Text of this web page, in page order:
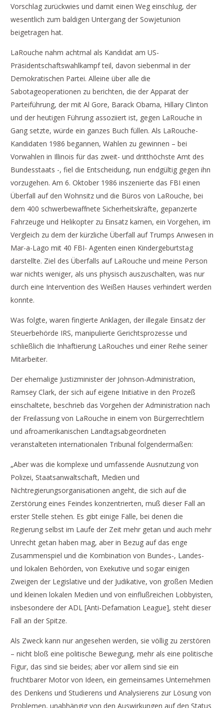
Vorschlag zurückwies und damit einen Weg einschlug, der
wesentlich zum baldigen Untergang der Sowjetunion
beigetragen hat.
LaRouche nahm achtmal als Kandidat am US-
Präsidentschaftswahlkampf teil, davon siebenmal in der
Demokratischen Partei. Alleine über alle die
Sabotageoperationen zu berichten, die der Apparat der
Parteiführung, der mit Al Gore, Barack Obama, Hillary Clinton
und der heutigen Führung assoziiert ist, gegen LaRouche in
Gang setzte, würde ein ganzes Buch füllen. Als LaRouche-
Kandidaten 1986 begannen, Wahlen zu gewinnen – bei
Vorwahlen in Illinois für das zweit- und dritthöchste Amt des
Bundesstaats -, fiel die Entscheidung, nun endgültig gegen ihn
vorzugehen. Am 6. Oktober 1986 inszenierte das FBI einen
Überfall auf den Wohnsitz und die Büros von LaRouche, bei
dem 400 schwerbewaffnete Sicherheitskräfte, gepanzerte
Fahrzeuge und Helikopter zu Einsatz kamen, ein Vorgehen, im
Vergleich zu dem der kürzliche Überfall auf Trumps Anwesen in
Mar-a-Lago mit 40 FBI- Agenten einen Kindergeburtstag
darstellte. Ziel des Überfalls auf LaRouche und meine Person
war nichts weniger, als uns physisch auszuschalten, was nur
durch eine Intervention des Weißen Hauses verhindert werden
konnte.
Was folgte, waren fingierte Anklagen, der illegale Einsatz der
Steuerbehörde IRS, manipulierte Gerichtsprozesse und
schließlich die Inhaftierung LaRouches und einer Reihe seiner
Mitarbeiter.
Der ehemalige Justizminister der Johnson-Administration,
Ramsey Clark, der sich auf eigene Initiative in den Prozeß
einschaltete, beschrieb das Vorgehen der Administration nach
der Freilassung von LaRouche in einem von Bürgerrechtlern
und afroamerikanischen Landtagsabgeordneten
veranstalteten internationalen Tribunal folgendermaßen:
„Aber was die komplexe und umfassende Ausnutzung von
Polizei, Staatsanwaltschaft, Medien und
Nichtregierungsorganisationen angeht, die sich auf die
Zerstörung eines Feindes konzentrierten, muß dieser Fall an
erster Stelle stehen. Es gibt einige Fälle, bei denen die
Regierung selbst im Laufe der Zeit mehr getan und auch mehr
Unrecht getan haben mag, aber in Bezug auf das enge
Zusammenspiel und die Kombination von Bundes-, Landes-
und lokalen Behörden, von Exekutive und sogar einigen
Zweigen der Legislative und der Judikative, von großen Medien
und kleinen lokalen Medien und von einflußreichen Lobbyisten,
insbesondere der ADL [Anti-Defamation League], steht dieser
Fall an der Spitze.
Als Zweck kann nur angesehen werden, sie völlig zu zerstören
– nicht bloß eine politische Bewegung, mehr als eine politische
Figur, das sind sie beides; aber vor allem sind sie ein
fruchtbarer Motor von Ideen, ein gemeinsames Unternehmen
des Denkens und Studierens und Analysierens zur Lösung von
Problemen, unabhängig von den Auswirkungen auf den Status